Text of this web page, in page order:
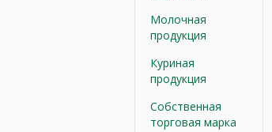
Молочная
продукция
Куриная
продукция
Собственная
торговая марка